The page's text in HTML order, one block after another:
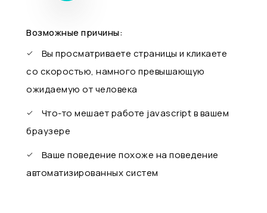
Возможные причины:
Вы просматриваете страницы и кликаете
со скоростью, намного превышающую
ожидаемую от человека
Что-то мешает работе javascript в вашем
браузере
Ваше поведение похоже на поведение
автоматизированных систем